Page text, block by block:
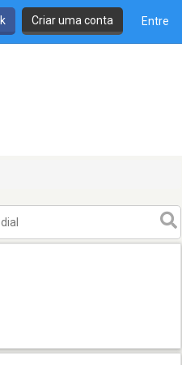
Criar uma conta Entre